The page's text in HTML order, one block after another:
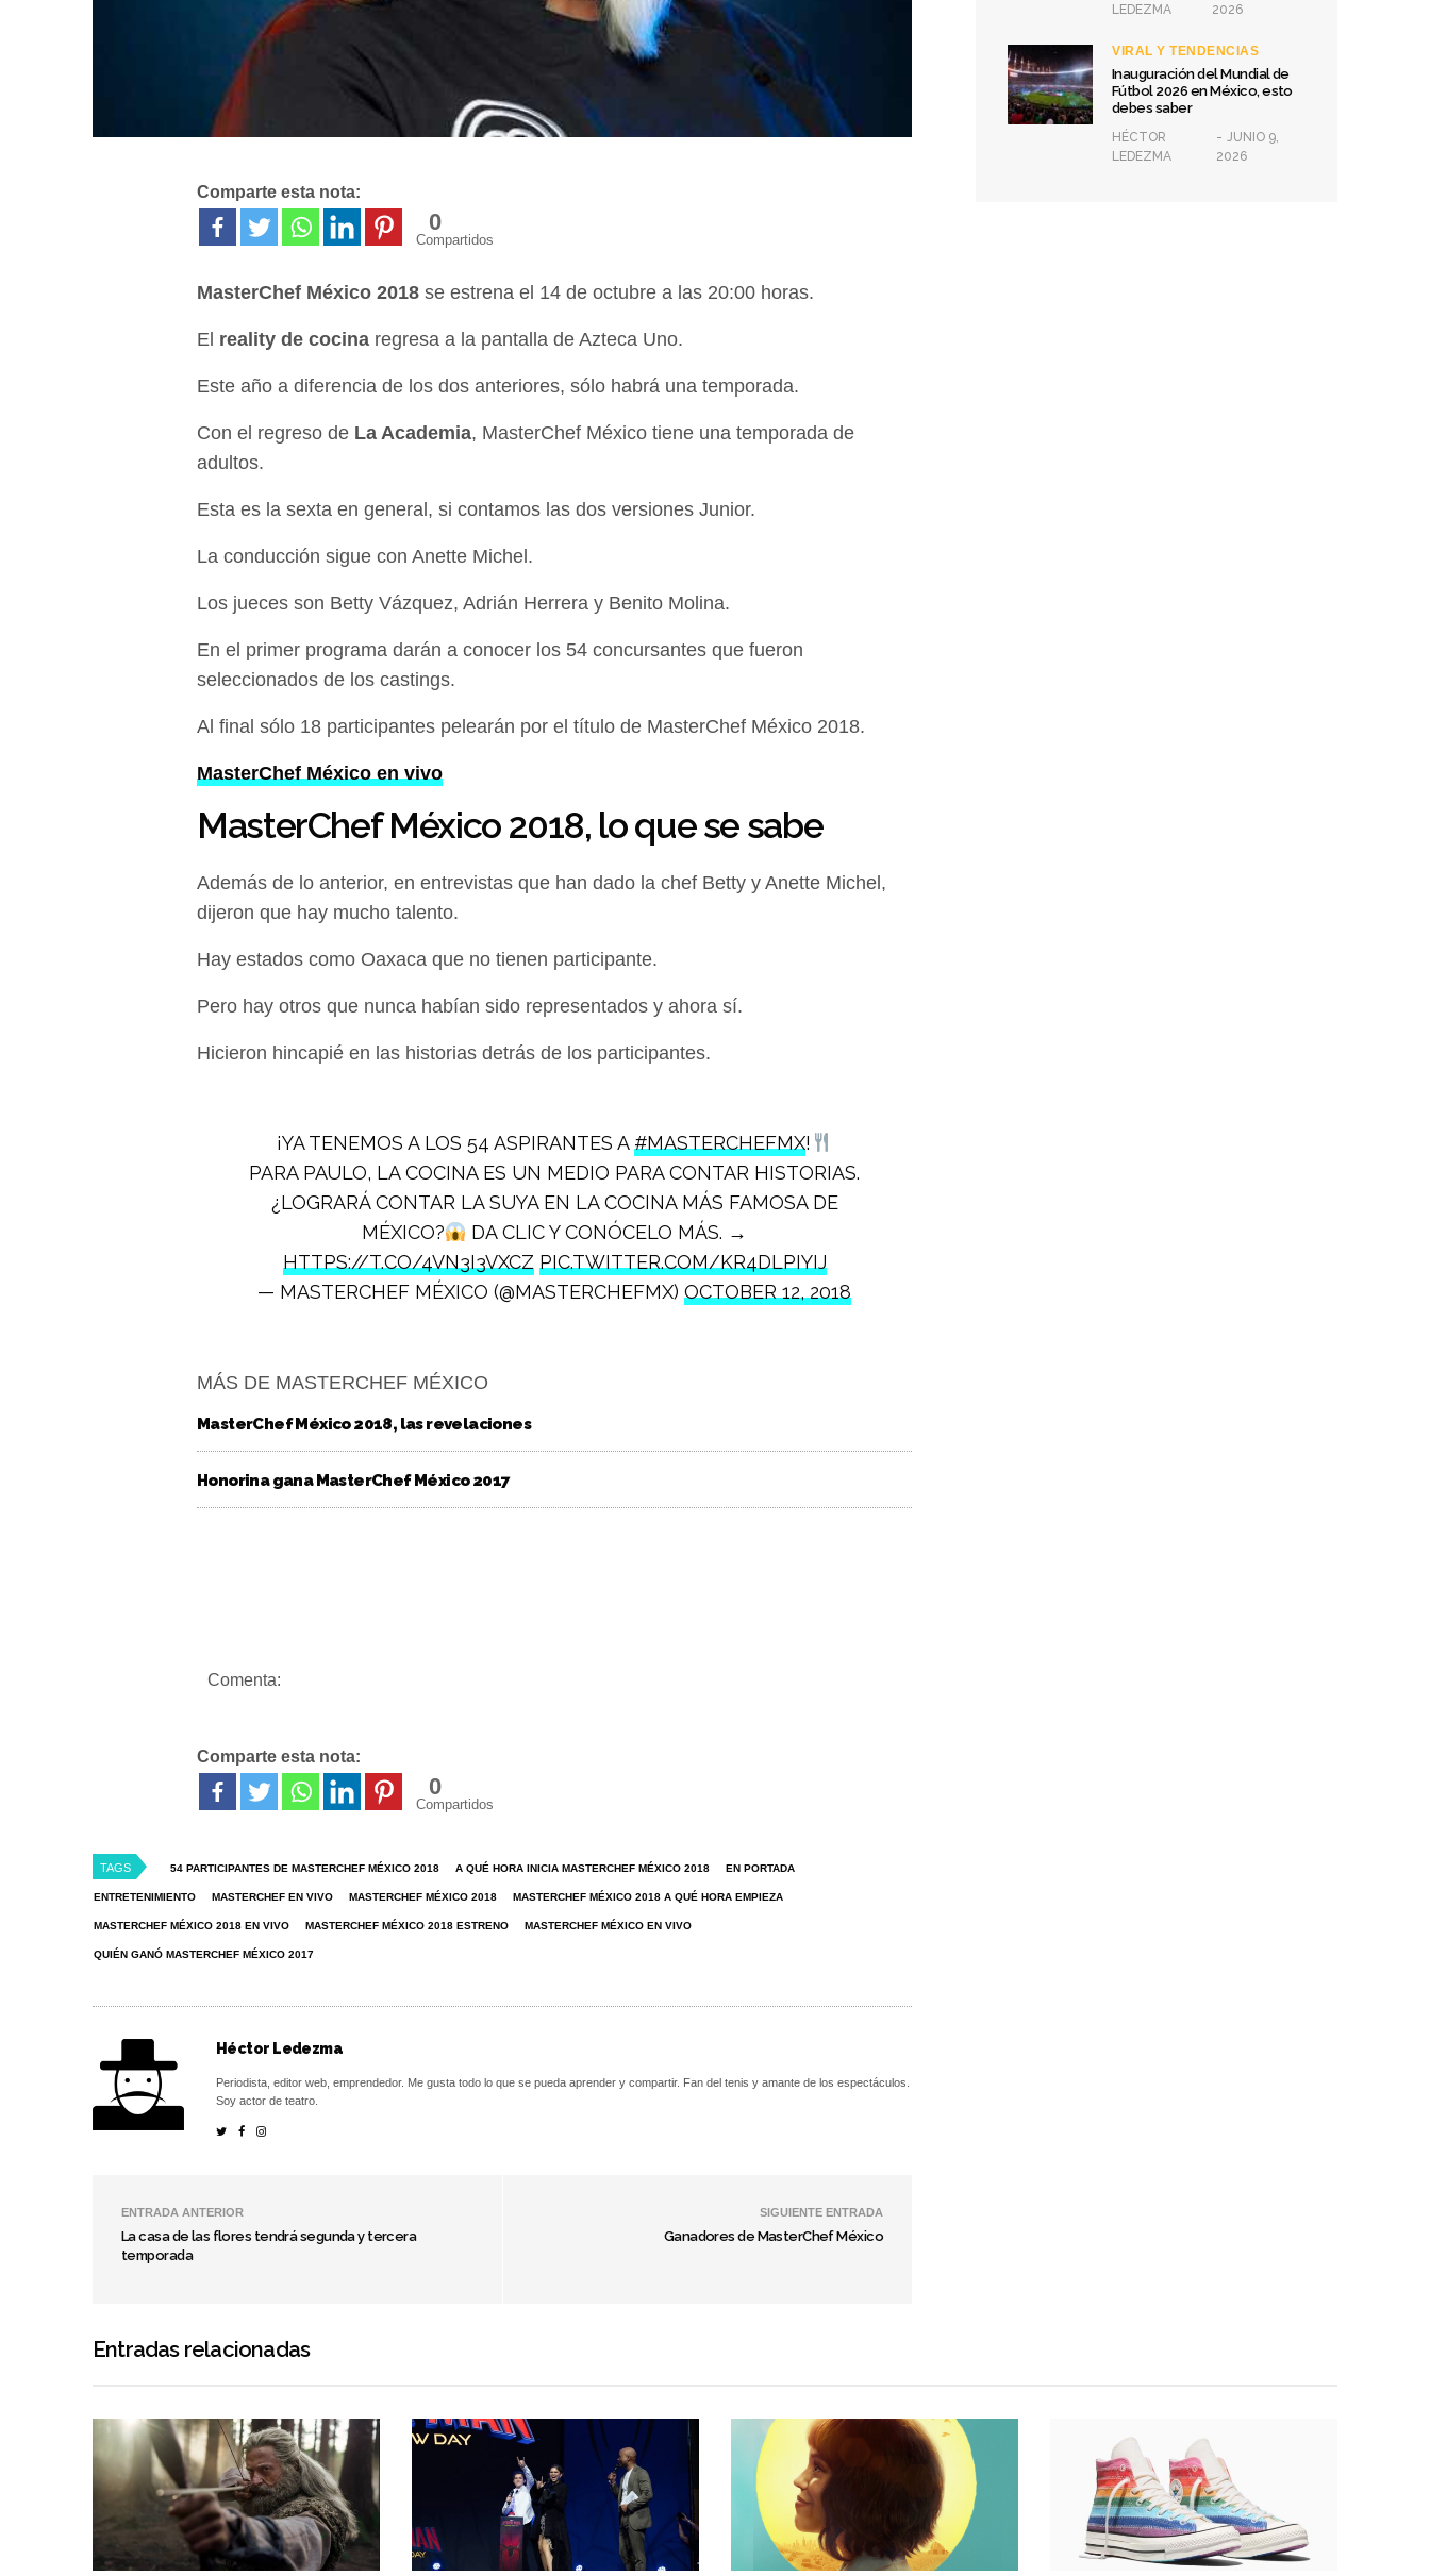
Comparte esta nota:
0
Compartidos
MasterChef México 2018 se estrena el 14 de octubre a las 20:00 horas.
El reality de cocina regresa a la pantalla de Azteca Uno.
Este año a diferencia de los dos anteriores, sólo habrá una temporada.
Con el regreso de La Academia, MasterChef México tiene una temporada de
adultos.
Esta es la sexta en general, si contamos las dos versiones Junior.
La conducción sigue con Anette Michel.
Los jueces son Betty Vázquez, Adrián Herrera y Benito Molina.
En el primer programa darán a conocer los 54 concursantes que fueron
seleccionados de los castings.
Al final sólo 18 participantes pelearán por el título de MasterChef México 2018.
MasterChef México en vivo
MasterChef México 2018, lo que se sabe
Además de lo anterior, en entrevistas que han dado la chef Betty y Anette Michel,
dijeron que hay mucho talento.
Hay estados como Oaxaca que no tienen participante.
Pero hay otros que nunca habían sido representados y ahora sí.
Hicieron hincapié en las historias detrás de los participantes.
¡YA TENEMOS A LOS 54 ASPIRANTES A#MASTERCHEFMX!
PARA PAULO, LA COCINA ES UN MEDIO PARA CONTAR HISTORIAS.
¿LOGRARÁ CONTAR LA SUYA EN LA COCINA MÁS FAMOSA DE
MÉXICO?
DA CLIC Y CONÓCELO MÁS. →
HTTPS://T.CO/4VN3I3VXCZ PIC.TWITTER.COM/KR4DLPIYIJ
— MASTERCHEF MÉXICO (@MASTERCHEFMX) OCTOBER 12, 2018
MÁS DE MASTERCHEF MÉXICO
MasterChef México 2018, las revelaciones
Honorina gana MasterChef México 2017
Comenta:
Comparte esta nota:
0
Compartidos
TAGS 54 PARTICIPANTES DE MASTERCHEF MÉXICO 2018 A QUÉ HORA INICIA MASTERCHEF MÉXICO 2018 EN PORTADA
ENTRETENIMIENTO MASTERCHEF EN VIVO MASTERCHEF MÉXICO 2018 MASTERCHEF MÉXICO 2018 A QUÉ HORA EMPIEZA
MASTERCHEF MÉXICO 2018 EN VIVO MASTERCHEF MÉXICO 2018 ESTRENO MASTERCHEF MÉXICO EN VIVO
QUIÉN GANÓ MASTERCHEF MÉXICO 2017
Héctor Ledezma
Periodista, editor web, emprendedor. Me gusta todo lo que se pueda aprender y compartir. Fan del tenis y amante de los espectáculos.
Soy actor de teatro.
ENTRADA ANTERIOR
La casa de las flores tendrá segunda y tercera
temporada
SIGUIENTE ENTRADA
Ganadores de MasterChef México
LEDEZMA
2026
VIRAL Y TENDENCIAS
Inauguración del Mundial de
Fútbol 2026 en México, esto
debes saber
HÉCTOR
LEDEZMA
JUNIO 9,
2026
Entradas relacionadas